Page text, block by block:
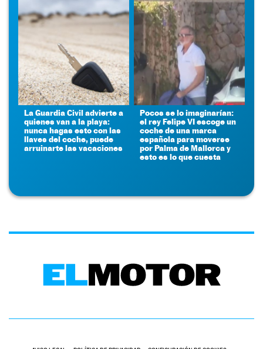
La Guardia Civil advierte a
quienes van a la playa:
nunca hagas esto con las
llaves del coche, puede
arruinarte las vacaciones
Pocos se lo imaginarían:
el rey Felipe VI escoge un
coche de una marca
española para moverse
por Palma de Mallorca y
esto es lo que cuesta